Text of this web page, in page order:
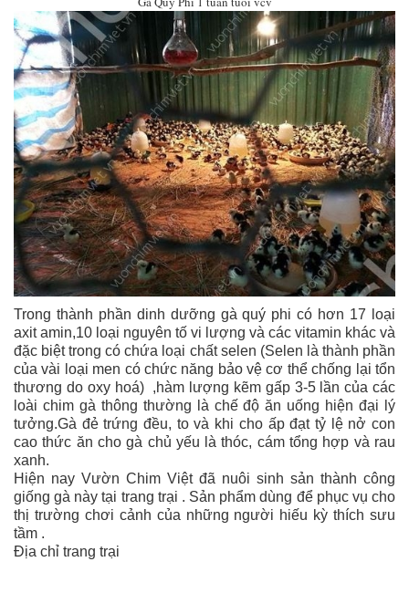
Trong thành phần dinh dưỡng gà quý phi có hơn 17 loại
axit amin,10 loại nguyên tố vi lượng và các vitamin khác và
đặc biệt trong có chứa loại chất selen (Selen là thành phần
của vài loại men có chức năng bảo vệ cơ thể chống lại tổn
thương do oxy hoá) ,hàm lượng kẽm gấp 3-5 lần của các
loài chim gà thông thường là chế độ ăn uống hiện đại lý
tưởng.Gà đẻ trứng đều, to và khi cho ấp đạt tỷ lệ nở con
cao thức ăn cho gà chủ yếu là thóc, cám tổng hợp và rau
xanh.
Hiện nay Vườn Chim Việt đã nuôi sinh sản thành công
giống gà này tại trang trại . Sản phẩm dùng để phục vụ cho
thị trường chơi cảnh của những người hiếu kỳ thích sưu
tầm .
Địa chỉ trang trại